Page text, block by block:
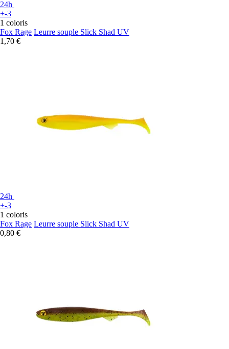
24h
+-3
1 coloris
Fox Rage Leurre souple Slick Shad UV
1,70 €
24h
+-3
1 coloris
Fox Rage Leurre souple Slick Shad UV
0,80 €